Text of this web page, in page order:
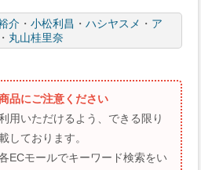
介・ 小松利昌 ・ ハシヤスメ ・ ア
丸山桂里奈
品にご注意ください
用いただけるよう、できる限り
しております。
ECモールでキーワード検索をい